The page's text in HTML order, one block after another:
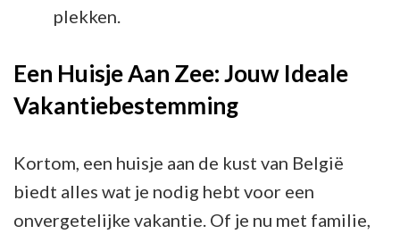
plekken.
Een Huisje Aan Zee: Jouw Ideale
Vakantiebestemming
Kortom, een huisje aan de kust van België
biedt alles wat je nodig hebt voor een
onvergetelijke vakantie. Of je nu met familie,